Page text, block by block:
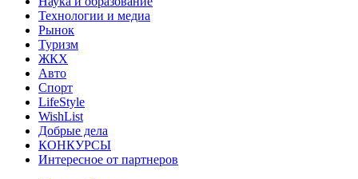
Технологии и медиа
Рынок
Туризм
ЖКХ
Авто
Спорт
LifeStyle
WishList
Добрые дела
КОНКУРСЫ
Интересное от партнеров